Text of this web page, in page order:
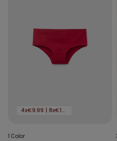
4x€9.99 | 8x€16.99
1 Color